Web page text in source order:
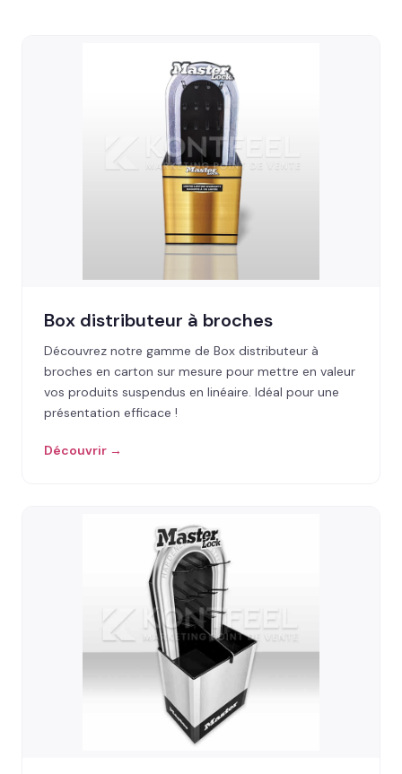
Box distributeur à broches
Découvrez notre gamme de Box distributeur à
broches en carton sur mesure pour mettre en valeur
vos produits suspendus en linéaire. Idéal pour une
présentation efficace !
Découvrir →